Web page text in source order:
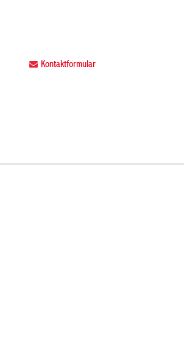
Kontaktformular